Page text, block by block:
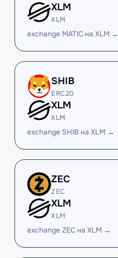
XLM
XLM
exchange MATIC на XLM →
SHIB
ERC20
XLM
XLM
exchange SHIB на XLM →
ZEC
ZEC
XLM
XLM
exchange ZEC на XLM →